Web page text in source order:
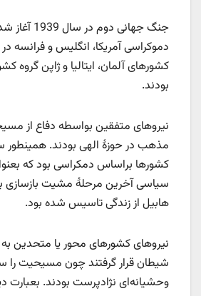
جنگ جهانی دوم
دموکراسی آمریکا، انگلیس و فرانسه
کشورهای آلمان، ایتالیا و ژاپن گروه
بودند.
نیروهای متفقین بواسطه دفاع از
مذهب در حوزۀ الهی بودند.
کشورها براساس دمکراسی بود که
سیاسی آخرین مرحلۀ مشیت بازسازی
هابیل از زندگی تاسیس شده بود.
نیروهای کشورهای محور یا متحدین
شیطان قرار گرفتند چون مسیحیت را
وحشیانه‌ای نژادپرست بودند.